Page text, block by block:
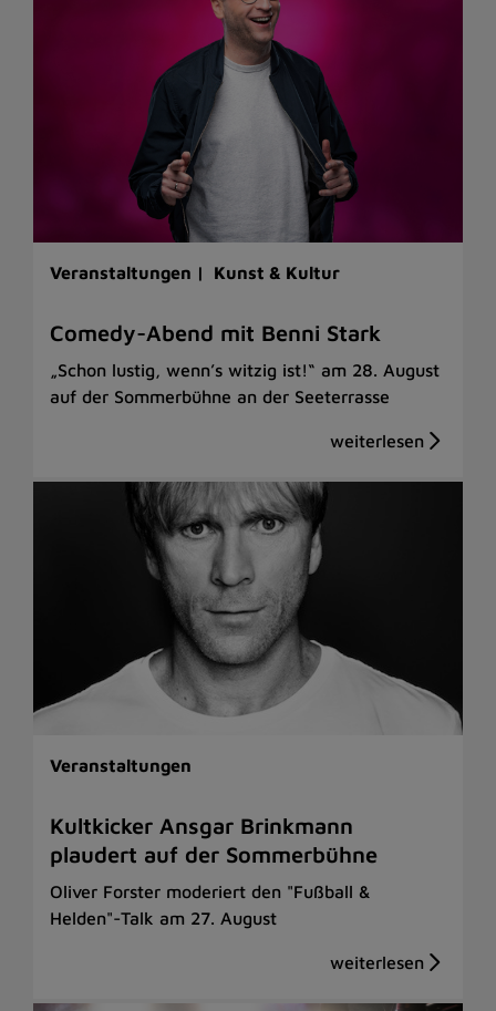
Veranstaltungen | Kunst & Kultur
Comedy-Abend mit Benni Stark
„Schon lustig, wenn’s witzig ist!“ am 28. August
auf der Sommerbühne an der Seeterrasse
Veranstaltungen
Kultkicker Ansgar Brinkmann
plaudert auf der Sommerbühne
Oliver Forster moderiert den "Fußball &
Helden"-Talk am 27. August